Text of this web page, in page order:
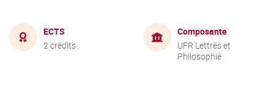
ECTS
2 crédits
Composante
UFR Lettres et
Philosophie